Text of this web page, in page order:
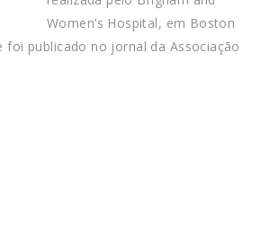
Women’s Hospital, em Boston
publicado no jornal da Associação